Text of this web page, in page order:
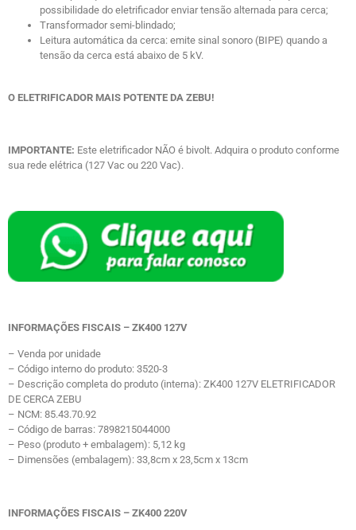
possibilidade do eletrificador enviar tensão alternada para cerca;
Transformador semi-blindado;
Leitura automática da cerca: emite sinal sonoro (BIPE) quando a
tensão da cerca está abaixo de 5 kV.
O ELETRIFICADOR MAIS POTENTE DA ZEBU!
IMPORTANTE: Este eletrificador NÃO é bivolt. Adquira o produto conforme
sua rede elétrica (127 Vac ou 220 Vac).
INFORMAÇÕES FISCAIS – ZK400 127V
– Venda por unidade
– Código interno do produto: 3520-3
– Descrição completa do produto (interna): ZK400 127V ELETRIFICADOR
DE CERCA ZEBU
– NCM: 85.43.70.92
– Código de barras: 7898215044000
– Peso (produto + embalagem): 5,12 kg
– Dimensões (embalagem): 33,8cm x 23,5cm x 13cm
INFORMAÇÕES FISCAIS – ZK400 220V